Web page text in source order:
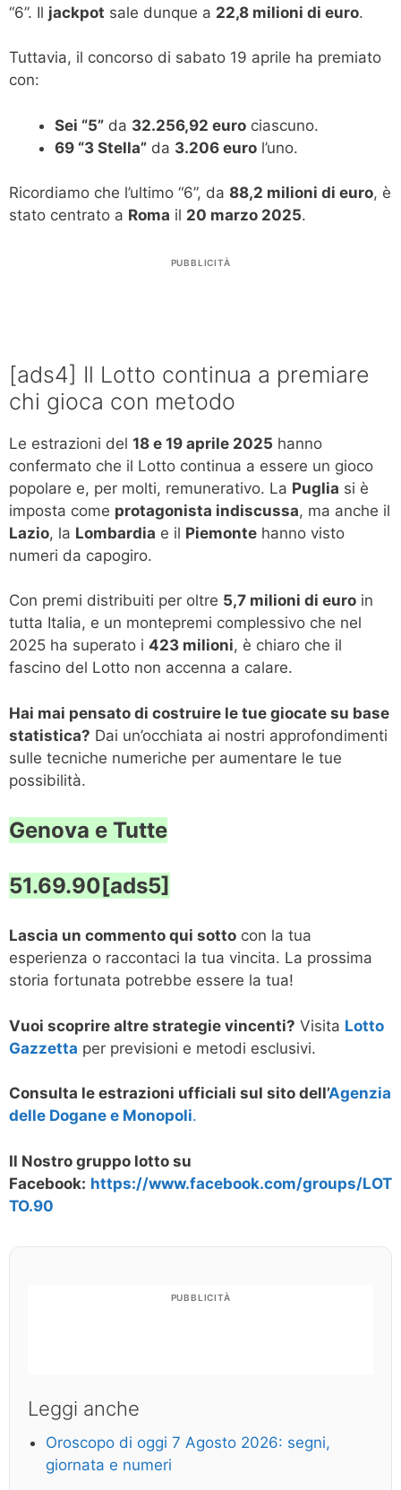
“6”. Il jackpot sale dunque a 22,8 milioni di euro.
Tuttavia, il concorso di sabato 19 aprile ha premiato
con:
Sei “5” da 32.256,92 euro ciascuno.
69 “3 Stella” da 3.206 euro l’uno.
Ricordiamo che l’ultimo “6”, da 88,2 milioni di euro, è
stato centrato a Roma il 20 marzo 2025.
PUBBLICITÀ
[ads4] Il Lotto continua a premiare
chi gioca con metodo
Le estrazioni del 18 e 19 aprile 2025 hanno
confermato che il Lotto continua a essere un gioco
popolare e, per molti, remunerativo. La Puglia si è
imposta come protagonista indiscussa, ma anche il
Lazio, la Lombardia e il Piemonte hanno visto
numeri da capogiro.
Con premi distribuiti per oltre 5,7 milioni di euro in
tutta Italia, e un montepremi complessivo che nel
2025 ha superato i 423 milioni, è chiaro che il
fascino del Lotto non accenna a calare.
Hai mai pensato di costruire le tue giocate su base
statistica? Dai un’occhiata ai nostri approfondimenti
sulle tecniche numeriche per aumentare le tue
possibilità.
Genova e Tutte
51.69.90[ads5]
Lascia un commento qui sotto con la tua
esperienza o raccontaci la tua vincita. La prossima
storia fortunata potrebbe essere la tua!
Vuoi scoprire altre strategie vincenti? Visita Lotto
Gazzetta per previsioni e metodi esclusivi.
Consulta le estrazioni ufficiali sul sito dell’Agenzia
delle Dogane e Monopoli.
Il Nostro gruppo lotto su
Facebook: https://www.facebook.com/groups/LOT
TO.90
PUBBLICITÀ
Leggi anche
Oroscopo di oggi 7 Agosto 2026: segni,
giornata e numeri